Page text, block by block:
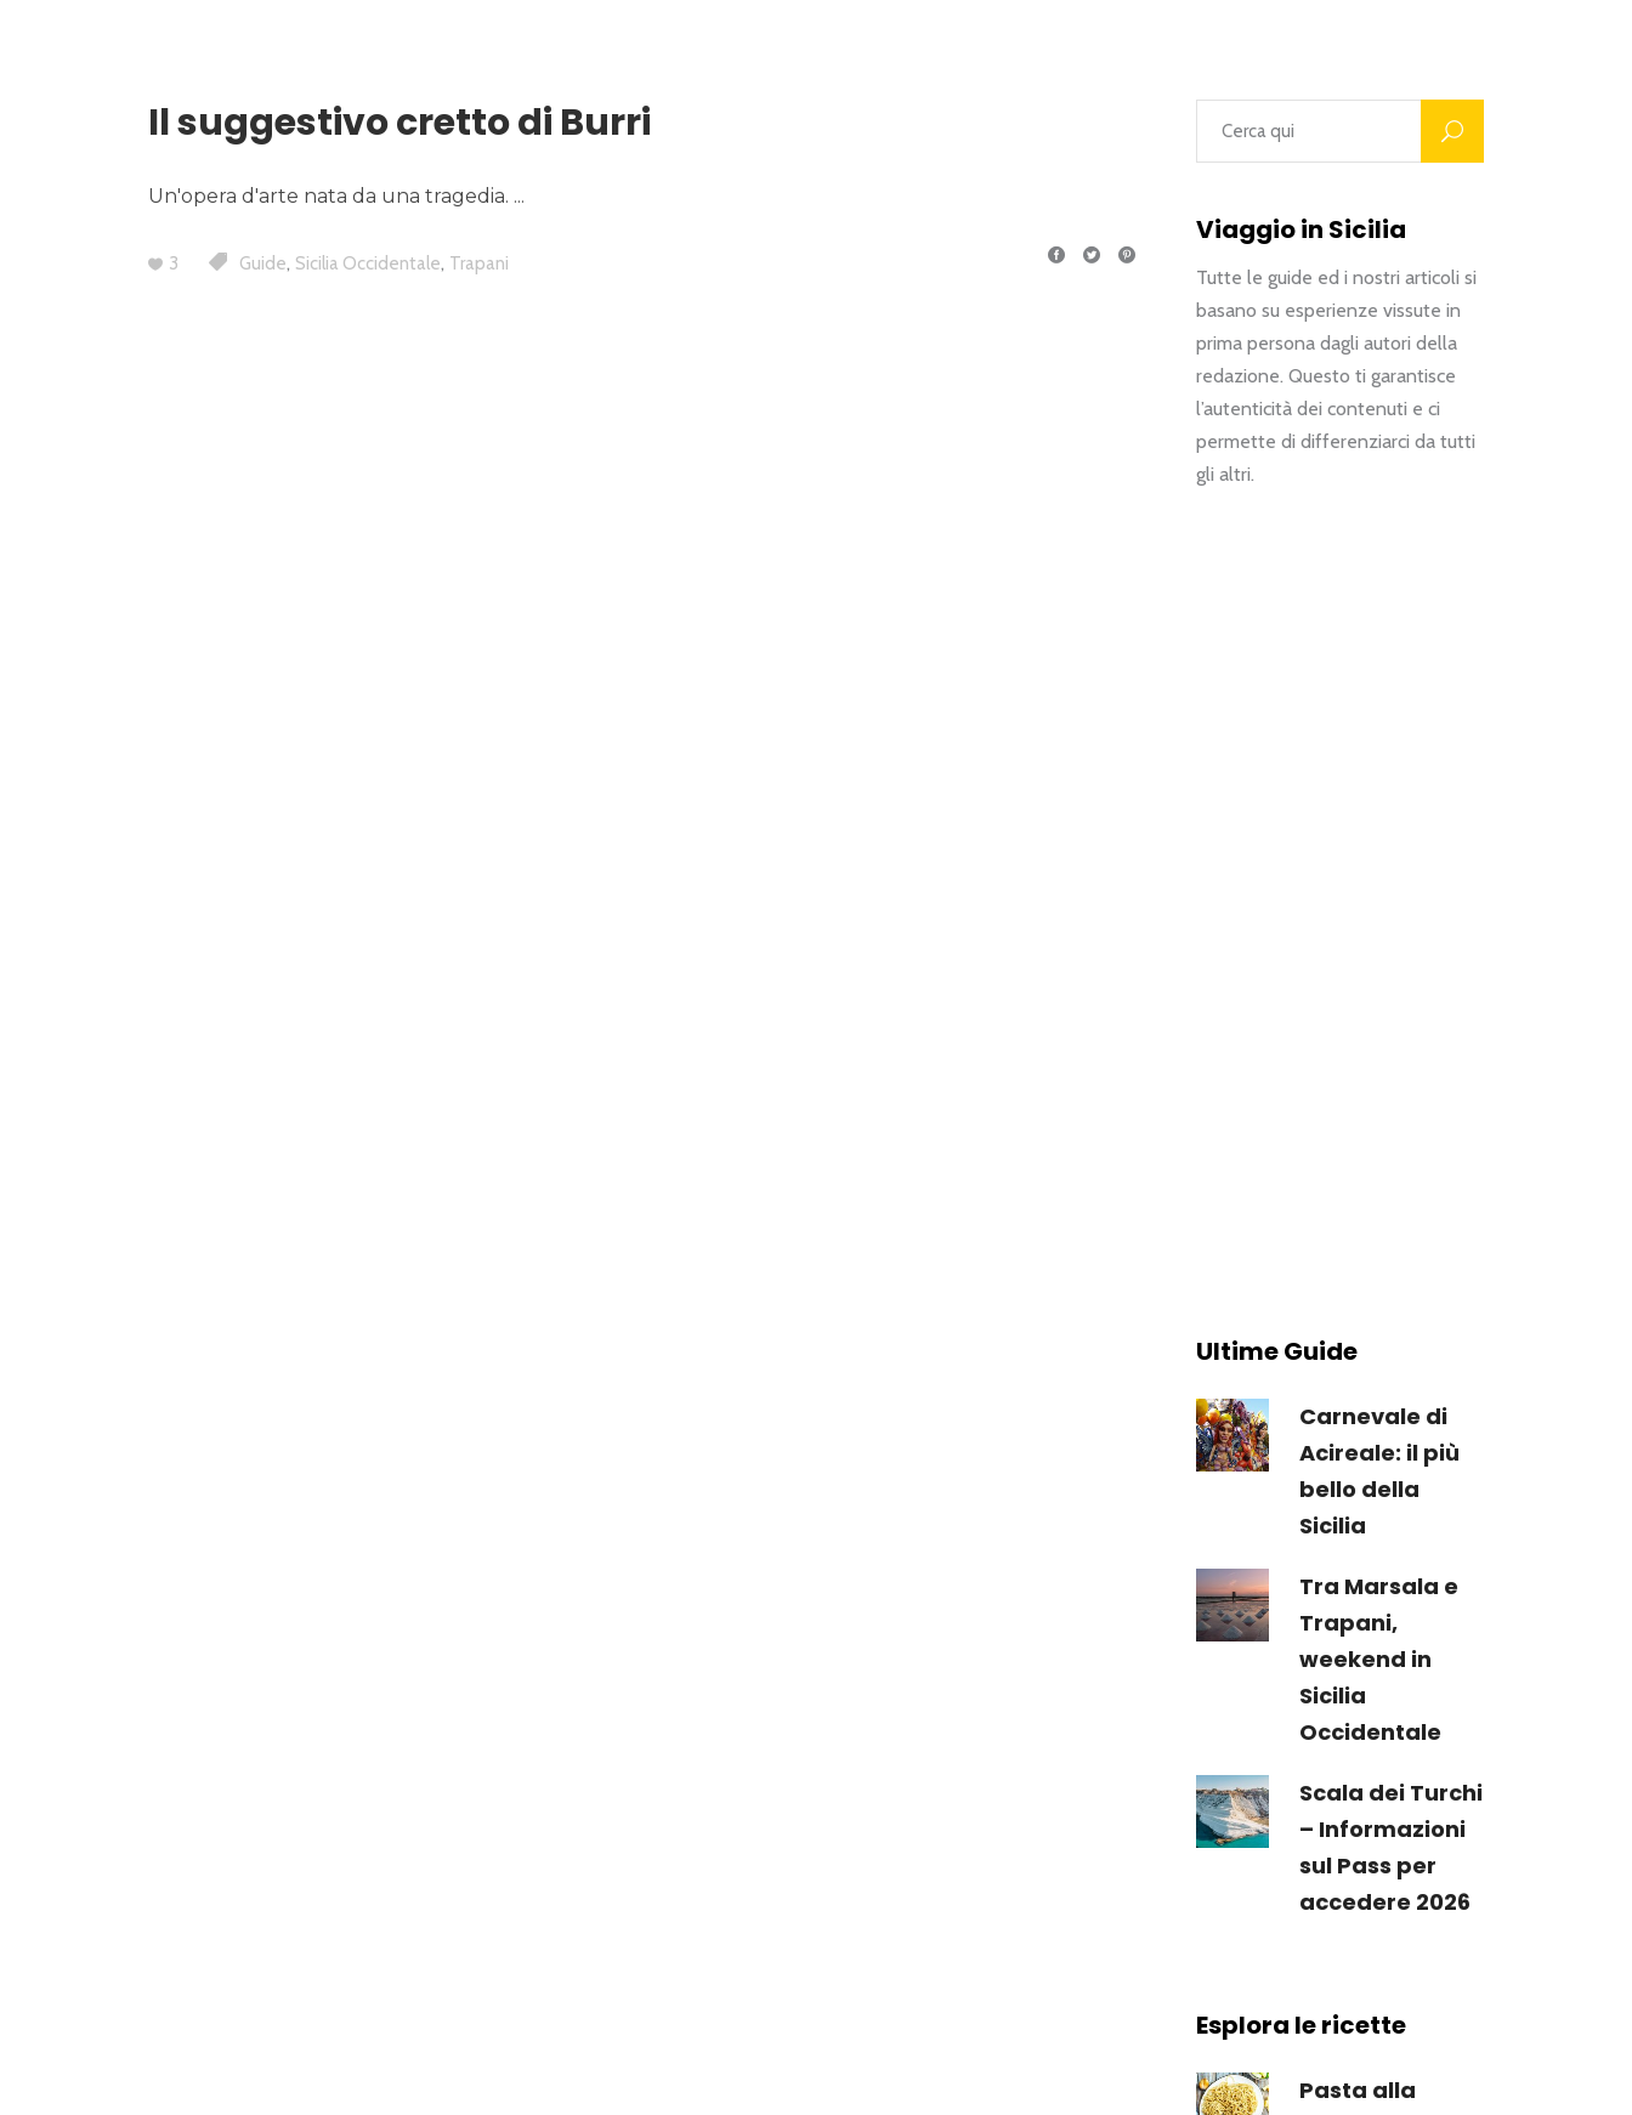
Il suggestivo cretto di Burri
Un'opera d'arte nata da una tragedia.
3 Guide, Sicilia Occidentale, Trapani
Viaggio in Sicilia
Tutte le guide ed i nostri articoli si
basano su esperienze vissute in
prima persona dagli autori della
redazione. Questo ti garantisce
l’autenticità dei contenuti e ci
permette di differenziarci da tutti
gli altri.
Ultime Guide
Carnevale di
Acireale: il più
bello della
Sicilia
Tra Marsala e
Trapani,
weekend in
Sicilia
Occidentale
Scala dei Turchi
– Informazioni
sul Pass per
accedere 2026
Esplora le ricette
Pasta alla